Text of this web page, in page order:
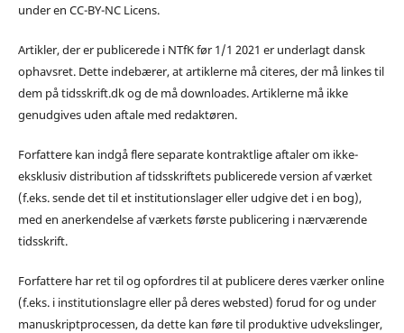
under en CC-BY-NC Licens.
Artikler, der er publicerede i NTfK før 1/1 2021 er underlagt dansk
ophavsret. Dette indebærer, at artiklerne må citeres, der må linkes til
dem på tidsskrift.dk og de må downloades. Artiklerne må ikke
genudgives uden aftale med redaktøren.
Forfattere kan indgå flere separate kontraktlige aftaler om ikke-
eksklusiv distribution af tidsskriftets publicerede version af værket
(f.eks. sende det til et institutionslager eller udgive det i en bog),
med en anerkendelse af værkets første publicering i nærværende
tidsskrift.
Forfattere har ret til og opfordres til at publicere deres værker online
(f.eks. i institutionslagre eller på deres websted) forud for og under
manuskriptprocessen, da dette kan føre til produktive udvekslinger,